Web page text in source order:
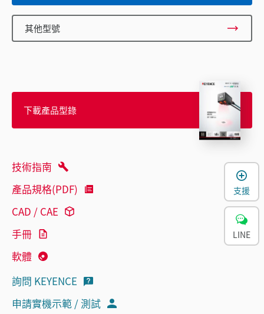
其他型號
下載產品型錄
技術指南
產品規格(PDF)
CAD / CAE
手冊
軟體
詢問 KEYENCE
申請實機示範 / 測試
支援
LINE